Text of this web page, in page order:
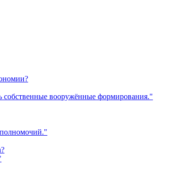
собственные вооружённые формирования."